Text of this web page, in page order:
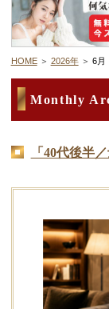
アフ
HOME 2026年 6月
Monthly
「40代後半／